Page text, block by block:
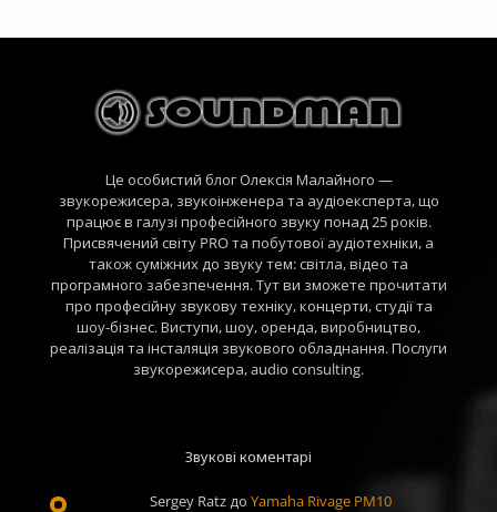
Це особистий блог Олексія Малайного —
звукорежисера, звукоінженера та аудіоексперта, що
працює в галузі професійного звуку понад 25 років.
Присвячений світу PRO та побутової аудіотехніки, а
також суміжних до звуку тем: світла, відео та
програмного забезпечення. Тут ви зможете прочитати
про професійну звукову техніку, концерти, студії та
шоу-бізнес. Виступи, шоу, оренда, виробництво,
реалізація та інсталяція звукового обладнання. Послуги
звукорежисера, audio consulting.
Звукові коментарі
Sergey Ratzдо Yamaha Rivage PM10